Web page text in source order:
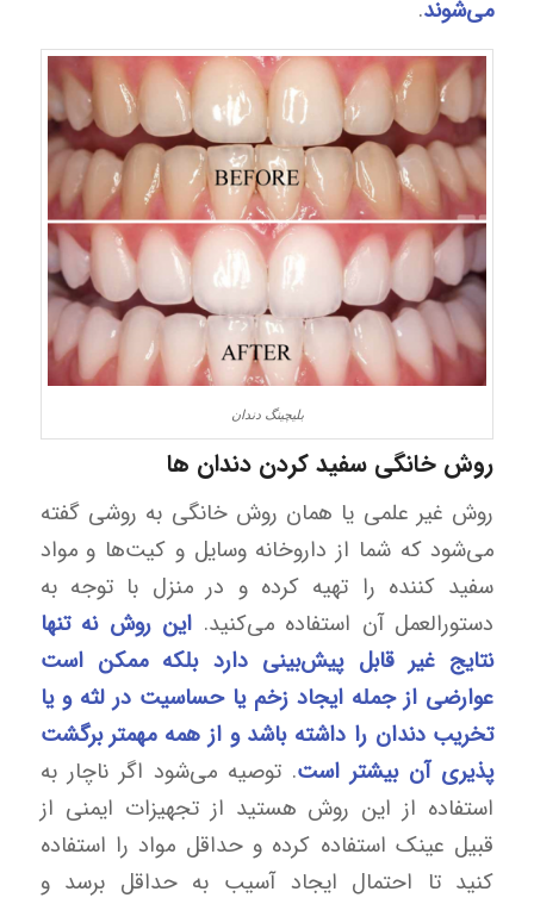
می‌شوند.
بلیچینگ دندان
روش خانگی سفید کردن دندان ها
روش غیر علمی یا همان روش خانگی به روشی گفته
می‌شود که شما از داروخانه وسایل و کیت‌ها و مواد
سفید کننده را تهیه کرده و در منزل با توجه به
دستورالعمل آن استفاده می‌کنید. این روش نه تنها
نتایج غیر قابل پیش‌بینی دارد بلکه ممکن است
عوارضی از جمله ایجاد زخم یا حساسیت در لثه و یا
تخریب دندان را داشته باشد و از همه مهمتر برگشت
پذیری آن بیشتر است. توصیه می‌شود اگر ناچار به
استفاده از این روش هستید از تجهیزات ایمنی از
قبیل عینک استفاده کرده و حداقل مواد را استفاده
کنید تا احتمال ایجاد آسیب به حداقل برسد و